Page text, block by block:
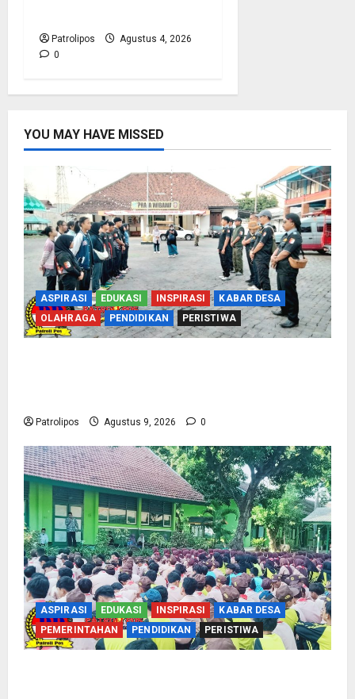
Patrolipos
Agustus 4, 2026
0
YOU MAY HAVE MISSED
ASPIRASI EDUKASI INSPIRASI
KABAR DESA
OLAHRAGA
PENDIDIKAN PERISTIWA
Patrolipos Agustus 9, 2026 0
ASPIRASI EDUKASI INSPIRASI
KABAR DESA
PEMERINTAHAN
PENDIDIKAN PERISTIWA